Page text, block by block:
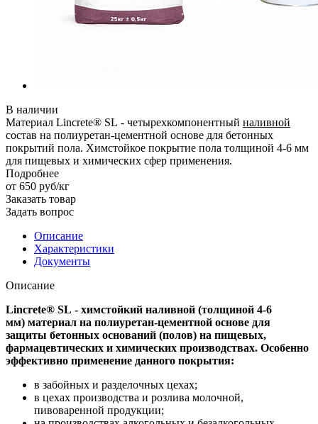
В наличии
Материал Lincrete® SL - четырехкомпонентный наливной
состав на полиуретан-цементной основе для бетонных
покрытий пола. Химстойкое покрытие пола толщиной 4-6 мм
для пищевых и химических сфер применения.
Подробнее
от 650 руб/кг
Заказать товар
Задать вопрос
Описание
Характеристики
Документы
Описание
Lincrete® SL - химстойкий наливной (толщиной 4-6
мм) материал на полиуретан-цементной основе для
защиты бетонных оснований (полов) на пищевых,
фармацевтических и химических производствах. Особенно
эффективно применение данного покрытия:
в забойных и разделочных цехах;
в цехах производства и розлива молочной,
пивоваренной продукции;